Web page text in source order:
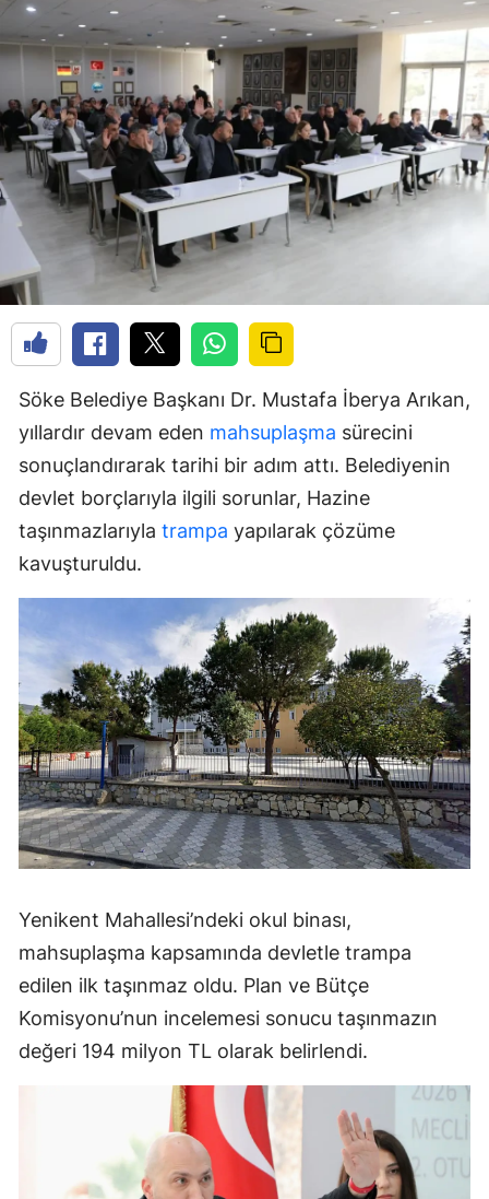
Söke Belediye Başkanı Dr. Mustafa İberya Arıkan,
yıllardır devam eden mahsuplaşma sürecini
sonuçlandırarak tarihi bir adım attı. Belediyenin
devlet borçlarıyla ilgili sorunlar, Hazine
taşınmazlarıyla trampa yapılarak çözüme
kavuşturuldu.
Yenikent Mahallesi’ndeki okul binası,
mahsuplaşma kapsamında devletle trampa
edilen ilk taşınmaz oldu. Plan ve Bütçe
Komisyonu’nun incelemesi sonucu taşınmazın
değeri 194 milyon TL olarak belirlendi.